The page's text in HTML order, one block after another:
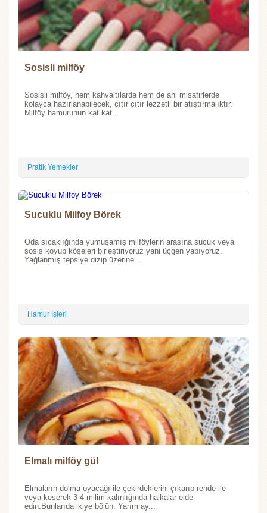
Sosisli milföy
Sosisli milföy, hem kahvaltılarda hem de ani misafirlerde
kolayca hazırlanabilecek, çıtır çıtır lezzetli bir atıştırmalıktır.
Milföy hamurunun kat kat...
Pratik Yemekler
Sucuklu Milfoy Börek
Oda sıcaklığında yumuşamış milföylerin arasına sucuk veya
sosis koyup köşeleri birleştiriyoruz yani üçgen yapıyoruz.
Yağlanmış tepsiye dizip üzerine...
Hamur İşleri
Elmalı milföy gül
Elmaların dolma oyacağı ile çekirdeklerini çıkarıp rende ile
veya keserek 3-4 milim kalınlığında halkalar elde
edin.Bunlarıda ikiye bölün. Yarım ay...